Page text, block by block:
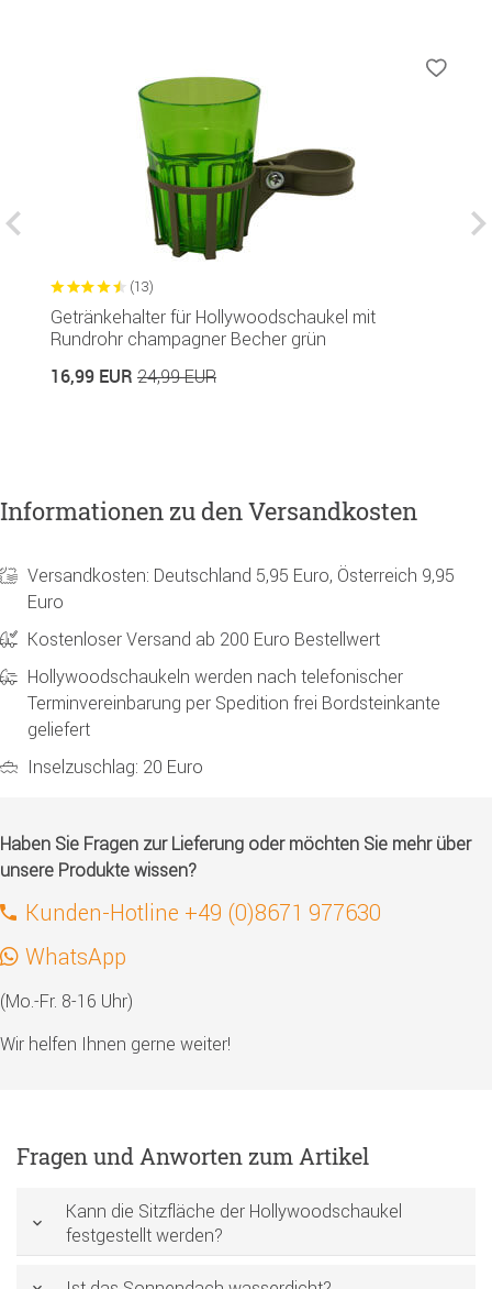
(13)
Getränkehalter für Hollywoodschaukel mit
Rundrohr champagner Becher grün
16,99 EUR 24,99 EUR
Informationen zu den Versandkosten
Versandkosten: Deutschland 5,95 Euro, Österreich 9,95
Euro
Kostenloser Versand ab 200 Euro Bestellwert
Hollywoodschaukeln werden nach telefonischer
Terminvereinbarung per Spedition frei Bordsteinkante
geliefert
Inselzuschlag: 20 Euro
Haben Sie Fragen zur Lieferung oder möchten Sie mehr über
unsere Produkte wissen?
Kunden-Hotline +49 (0)8671 977630
WhatsApp
(Mo.-Fr. 8-16 Uhr)
Wir helfen Ihnen gerne weiter!
Fragen und Anworten zum Artikel
Kann die Sitzfläche der Hollywoodschaukel
festgestellt werden?